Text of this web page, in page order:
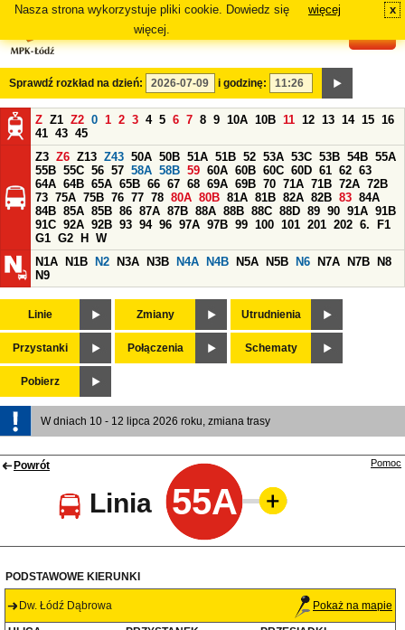
Nasza strona wykorzystuje pliki cookie. Dowiedz się
więcej.
więcej x
Sprawdź rozkład na dzień: i godzinę:
Z Z1 Z2 0 1 2 3 4 5 6 7 8 9 10A 10B 11 12 13 14 15 16
41 43 45
Z3 Z6 Z13 Z43 50A 50B 51A 51B 52 53A 53C 53B 54B 55A
55B 55C 56 57 58A 58B 59 60A 60B 60C 60D 61 62 63
64A 64B 65A 65B 66 67 68 69A 69B 70 71A 71B 72A 72B
73 75A 75B 76 77 78 80A 80B 81A 81B 82A 82B 83 84A
84B 85A 85B 86 87A 87B 88A 88B 88C 88D 89 90 91A 91B
91C 92A 92B 93 94 96 97A 97B 99 100 101 201 202 6.
F1
G1 G2 H
W
N1A
N1B N2 N3A N3B N4A N4B N5A N5B N6 N7A N7B
N8
N9
Linie Zmiany Utrudnienia
Przystanki Połączenia Schematy
Pobierz
W dniach 10 - 12 lipca 2026 roku, zmiana trasy
Powrót
Linia 55A
Pomoc
PODSTAWOWE KIERUNKI
Dw. Łódź Dąbrowa Pokaż na mapie